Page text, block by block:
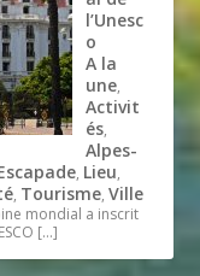
l’Unesc
o
A la
une,
Activit
és,
Alpes-
, Lieu,
, Tourisme,Ville
mondial a inscrit
[…]